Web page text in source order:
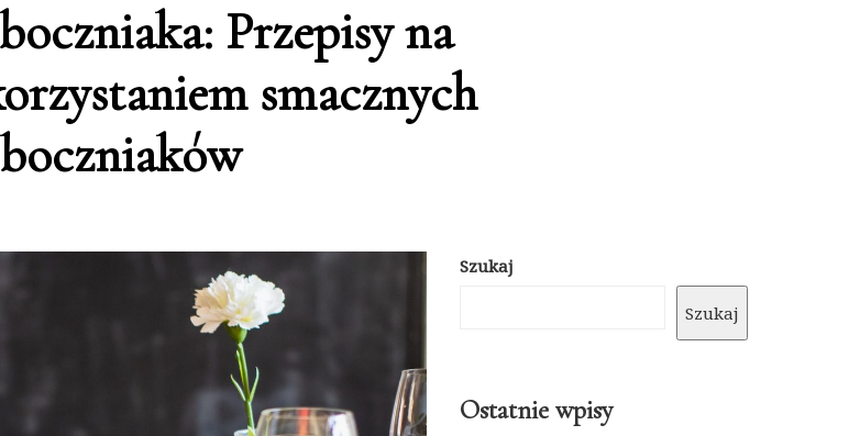
Przepisy na
smacznych
boczniaków
Szukaj
Szukaj
Ostatnie wpisy